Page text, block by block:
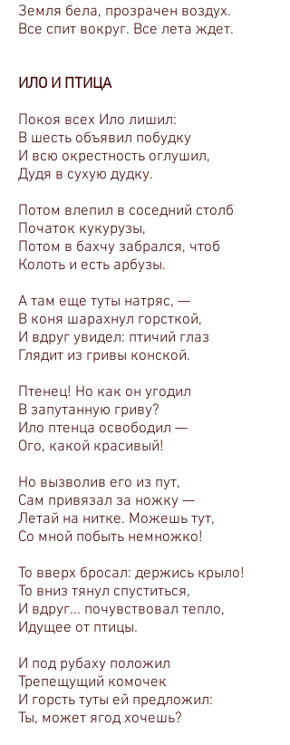
Земля бела, прозрачен воздух.
Все спит вокруг. Все лета ждет.
ИЛО И ПТИЦА
Покоя всех Ило лишил:
В шесть объявил побудку
И всю окрестность оглушил,
Дудя в сухую дудку.
Потом влепил в соседний столб
Початок кукурузы,
Потом в бахчу забрался, чтоб
Колоть и есть арбузы.
А там еще туты натряс, —
В коня шарахнул горсткой,
И вдруг увидел: птичий глаз
Глядит из гривы конской.
Птенец! Но как он угодил
В запутанную гриву?
Ило птенца освободил —
Ого, какой красивый!
Но вызволив его из пут,
Сам привязал за ножку —
Летай на нитке. Можешь тут,
Со мной побыть немножко!
То вверх бросал: держись крыло!
То вниз тянул спуститься,
И вдруг... почувствовал тепло,
Идущее от птицы.
И под рубаху положил
Трепещущий комочек
И горсть туты ей предложил:
Ты, может ягод хочешь?